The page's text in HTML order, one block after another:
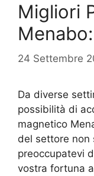
Migliori
24 Settembre
Da diverse
possibilità di
magnetico
del settore non
preoccupatevi
vostra fortuna